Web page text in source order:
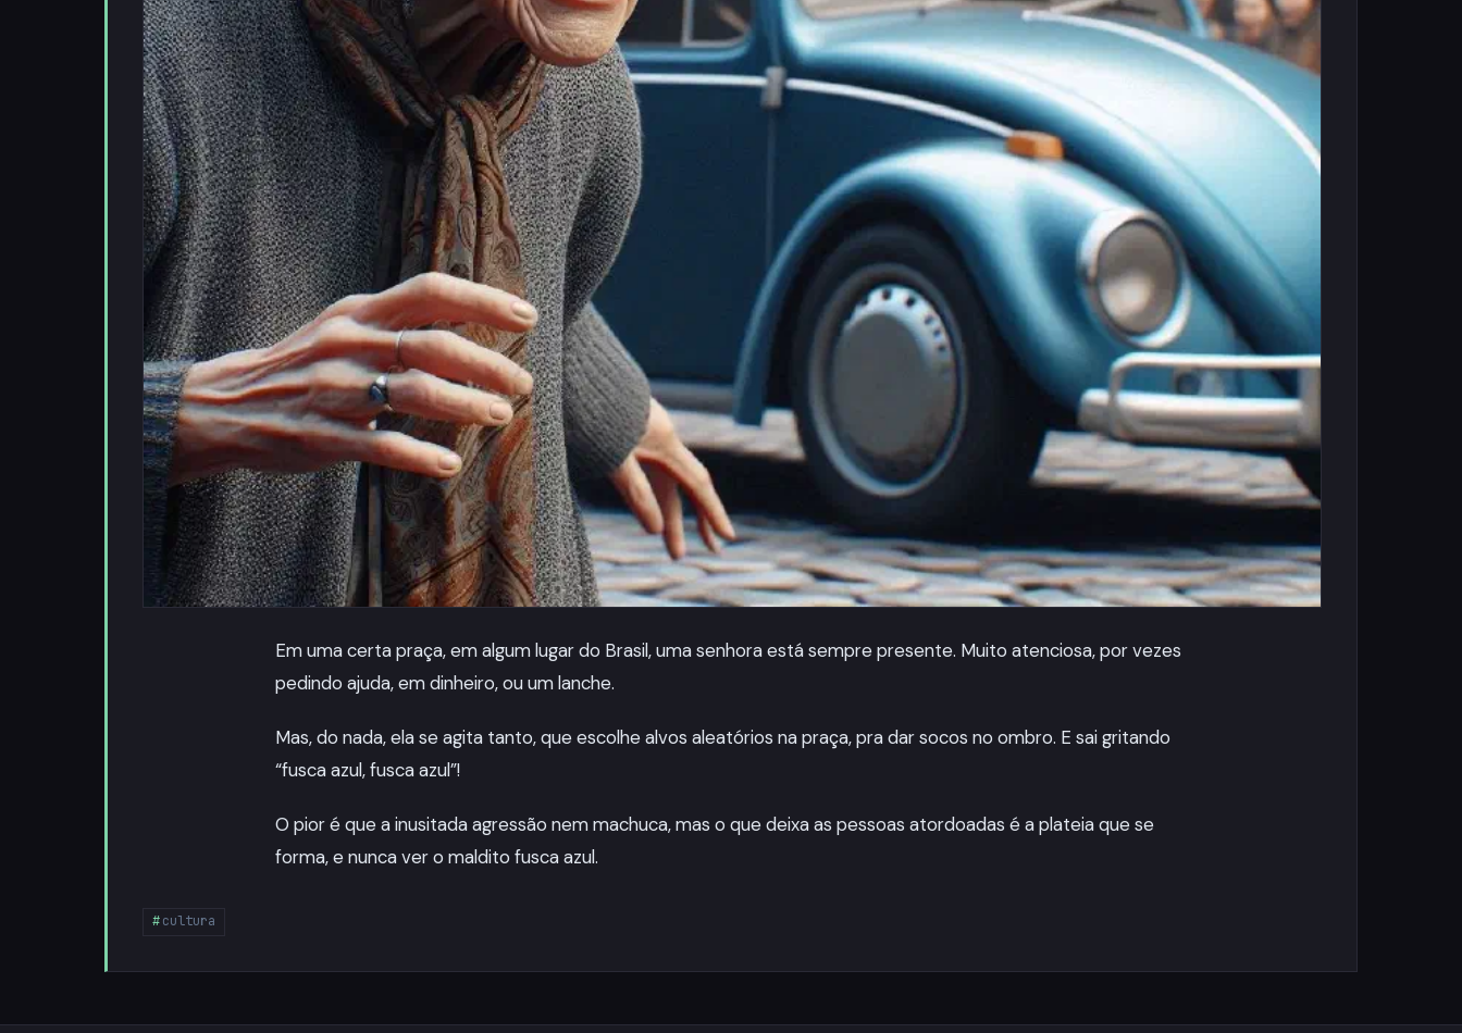
Em uma certa praça, em algum lugar do Brasil, uma senhora está sempre presente. Muito atenciosa, por vezes
pedindo ajuda, em dinheiro, ou um lanche.
Mas, do nada, ela se agita tanto, que escolhe alvos aleatórios na praça, pra dar socos no ombro. E sai gritando
“fusca azul, fusca azul”!
O pior é que a inusitada agressão nem machuca, mas o que deixa as pessoas atordoadas é a plateia que se
forma, e nunca ver o maldito fusca azul.
cultura